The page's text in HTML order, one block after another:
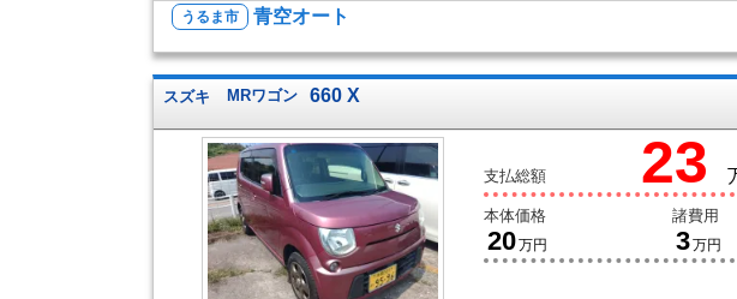
うるま市 青空オート
スズキ MRワゴン 660 X
支払総額 23
本体価格
20万円
諸費用
3万円